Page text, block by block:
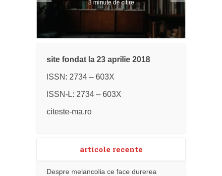
3 minute de citire
site fondat la 23 aprilie 2018
ISSN: 2734 – 603X
ISSN-L: 2734 – 603X
citeste-ma.ro
articole recente
Despre melancolia ce face durerea